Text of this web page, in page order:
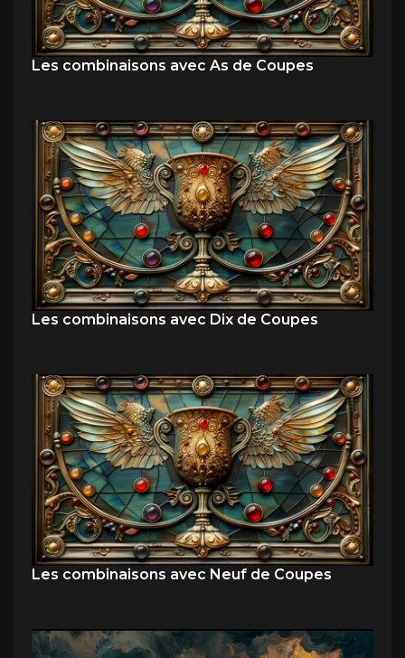
Les combinaisons avec As de Coupes
Les combinaisons avec Dix de Coupes
Les combinaisons avec Neuf de Coupes